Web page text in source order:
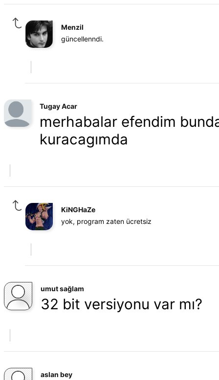
Menzil
güncellenndi.
Tugay Acar
merhabalar efendim
kuracagımda
KiNGHaZe
yok, program zaten ücretsiz
umut sağlam
32 bit versiyonu var mı?
aslan bey